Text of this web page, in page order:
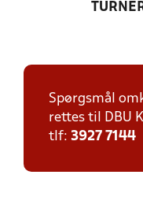
Spørgsmål
rettes til DBU
tlf: 3927 7144